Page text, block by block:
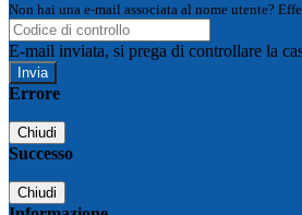
Non hai una e-mail associata al nome utente?
E-mail inviata, si prega di controllare la
Errore
Chiudi
Successo
Chiudi